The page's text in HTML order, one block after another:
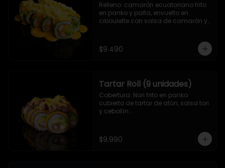
Relleno: camarón ecuatoriano frito
en panko y palta, envuelto en
ciboulette con salsa de camarón y
$9.490
Tartar Roll (9 unidades)
Cobertura: Nori frito en panko
cubierto de tartar de atún, salsa tori
y cebollín.
$9.990